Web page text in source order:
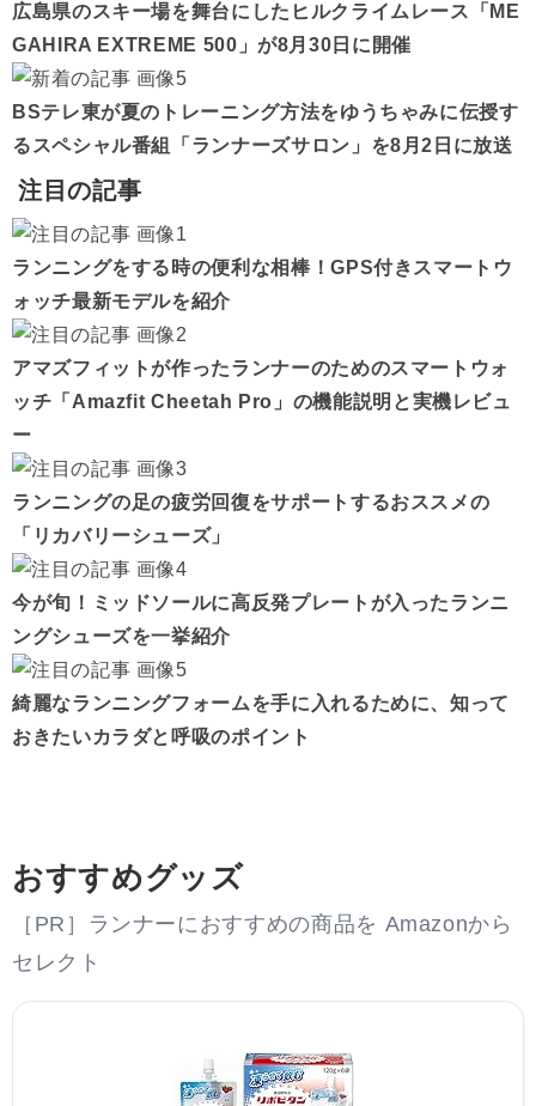
広島県のスキー場を舞台にしたヒルクライムレース「ME
GAHIRA EXTREME 500」が8月30日に開催
BSテレ東が夏のトレーニング方法をゆうちゃみに伝授す
るスペシャル番組「ランナーズサロン」を8月2日に放送
注目の記事
ランニングをする時の便利な相棒！GPS付きスマートウ
ォッチ最新モデルを紹介
アマズフィットが作ったランナーのためのスマートウォ
ッチ「Amazfit Cheetah Pro」の機能説明と実機レビュ
ー
ランニングの足の疲労回復をサポートするおススメの
「リカバリーシューズ」
今が旬！ミッドソールに高反発プレートが入ったランニ
ングシューズを一挙紹介
綺麗なランニングフォームを手に入れるために、知って
おきたいカラダと呼吸のポイント
おすすめグッズ
［PR］ランナーにおすすめの商品を Amazonから
セレクト